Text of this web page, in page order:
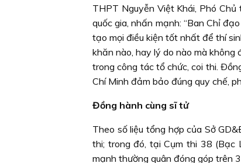
THPT Nguyễn Việt Khái, Phó
quốc gia, nhấn mạnh: “Ban Chỉ
tạo mọi điều kiện tốt nhất để thí
khăn nào, hay lý do nào mà
trong công tác tổ chức, coi thi.
Chí Minh đảm bảo đúng quy chế,
Đồng hành cùng sĩ tử
Theo số liệu tổng hợp của Sở
thi; trong đó, tại Cụm thi 38 (Bạc
mạnh thường quân đóng góp trên